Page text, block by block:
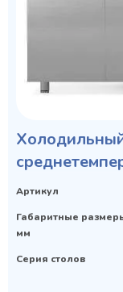
Артикул
Габаритные
мм
Серия столов